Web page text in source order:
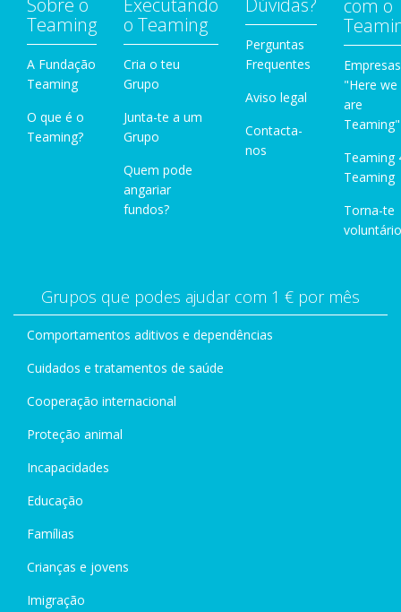
Sobre o
Teaming
A Fundação
Teaming
O que é o
Teaming?
Executando
o Teaming
Cria o teu
Grupo
Junta-te a um
Grupo
Quem pode
angariar
fundos?
Dúvidas?
Perguntas
Frequentes
Aviso legal
Contacta-
nos
com o
Empresas
"Here we
are
Teaming"
Teaming
Teaming
Torna-te
Grupos que podes ajudar com 1 € por mês
Comportamentos aditivos e dependências
Cuidados e tratamentos de saúde
Cooperação internacional
Proteção animal
Incapacidades
Educação
Famílias
Crianças e jovens
Imigração